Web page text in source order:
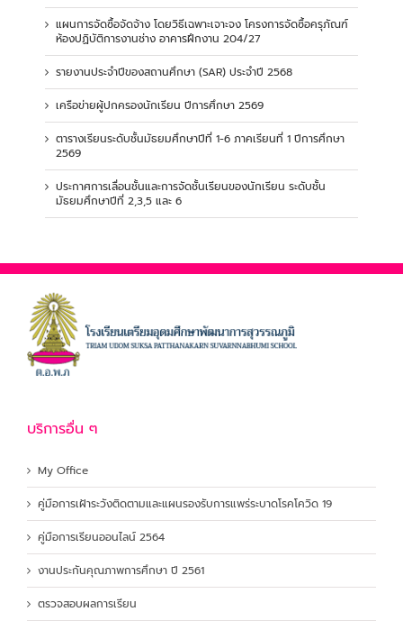
แผนการจัดซื้อจัดจ้าง โดยวิธีเฉพาะเจาะจง โครงการจัดซื้อครุภัณฑ์
ห้องปฏิบัติการงานช่าง อาคารฝึกงาน 204/27
รายงานประจำปีของสถานศึกษา (SAR) ประจำปี 2568
เครือข่ายผู้ปกครองนักเรียน ปีการศึกษา 2569
ตารางเรียนระดับชั้นมัธยมศึกษาปีที่ 1-6 ภาคเรียนที่ 1 ปีการศึกษา
2569
ประกาศการเลื่อนชั้นและการจัดชั้นเรียนของนักเรียน ระดับชั้น
มัธยมศึกษาปีที่ 2,3,5 และ 6
บริการอื่น ๆ
My Office
คู่มือการเฝ้าระวังติดตามและแผนรองรับการแพร่ระบาดโรคโควิด 19
คู่มือการเรียนออนไลน์ 2564
งานประกันคุณภาพการศึกษา ปี 2561
ตรวจสอบผลการเรียน